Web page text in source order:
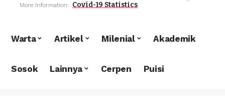
More Information: Covid-19 Statistics
Warta Artikel Milenial Akademik
Sosok Lainnya Cerpen Puisi